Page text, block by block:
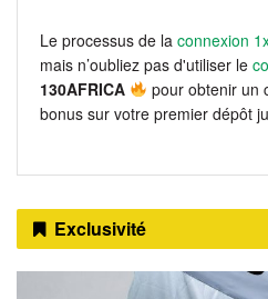
Le processus de la connexion
mais n’oubliez pas d'utiliser le
130AFRICA
pour obtenir un
bonus sur votre premier dépôt
Exclusivité